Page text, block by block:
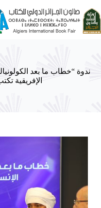
إلى
المحتوى
ندوة “خطاب ما بعد
الإفريقية